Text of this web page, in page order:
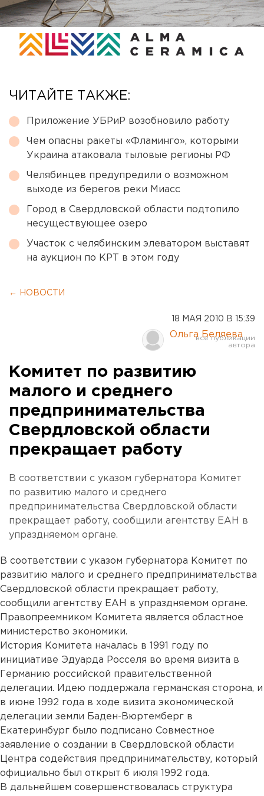
ЧИТАЙТЕ ТАКЖЕ:
Приложение УБРиР возобновило работу
Чем опасны ракеты «Фламинго», которыми
Украина атаковала тыловые регионы РФ
Челябинцев предупредили о возможном
выходе из берегов реки Миасс
Город в Свердловской области подтопило
несуществующее озеро
Участок с челябинским элеватором выставят
на аукцион по КРТ в этом году
← НОВОСТИ
18 МАЯ 2010 В 15:39
Ольга Беляева
Комитет по развитию
малого и среднего
предпринимательства
Свердловской области
прекращает работу
В соответствии с указом губернатора Комитет
по развитию малого и среднего
предпринимательства Свердловской области
прекращает работу, сообщили агентству ЕАН в
упраздняемом органе.
В соответствии с указом губернатора Комитет по
развитию малого и среднего предпринимательства
Свердловской области прекращает работу,
сообщили агентству ЕАН в упраздняемом органе.
Правопреемником Комитета является областное
министерство экономики.
История Комитета началась в 1991 году по
инициативе Эдуарда Росселя во время визита в
Германию российской правительственной
делегации. Идею поддержала германская сторона, и
в июне 1992 года в ходе визита экономической
делегации земли Баден-Вюртемберг в
Екатеринбург было подписано Совместное
заявление о создании в Свердловской области
Центра содействия предпринимательству, который
официально был открыт 6 июля 1992 года.
В дальнейшем совершенствовалась структура